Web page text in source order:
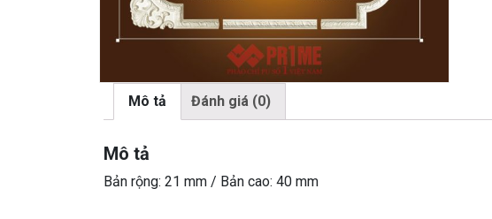
Mô tả Đánh giá (0)
Mô tả
Bản rộng: 21 mm / Bản cao: 40 mm